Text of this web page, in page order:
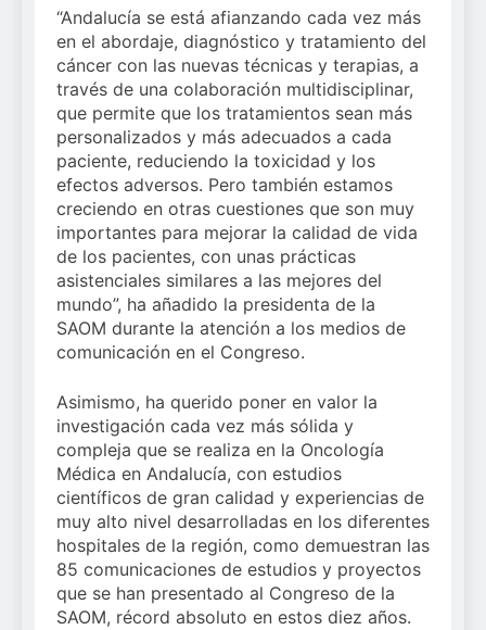
“Andalucía se está afianzando cada vez más
en el abordaje, diagnóstico y tratamiento del
cáncer con las nuevas técnicas y terapias, a
través de una colaboración multidisciplinar,
que permite que los tratamientos sean más
personalizados y más adecuados a cada
paciente, reduciendo la toxicidad y los
efectos adversos. Pero también estamos
creciendo en otras cuestiones que son muy
importantes para mejorar la calidad de vida
de los pacientes, con unas prácticas
asistenciales similares a las mejores del
mundo”, ha añadido la presidenta de la
SAOM durante la atención a los medios de
comunicación en el Congreso.
Asimismo, ha querido poner en valor la
investigación cada vez más sólida y
compleja que se realiza en la Oncología
Médica en Andalucía, con estudios
científicos de gran calidad y experiencias de
muy alto nivel desarrolladas en los diferentes
hospitales de la región, como demuestran las
85 comunicaciones de estudios y proyectos
que se han presentado al Congreso de la
SAOM, récord absoluto en estos diez años.